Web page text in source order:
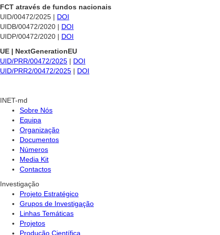
FCT através de fundos nacionais
UID/00472/2025 | DOI
UIDB/00472/2020 | DOI
UIDP/00472/2020 | DOI
UE | NextGenerationEU
UID/PRR/00472/2025 | DOI
UID/PRR2/00472/2025 | DOI
INET-md
Sobre Nós
Equipa
Organização
Documentos
Números
Media Kit
Contactos
Investigação
Projeto Estratégico
Grupos de Investigação
Linhas Temáticas
Projetos
Produção Científica